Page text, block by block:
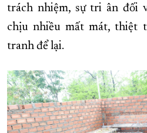
trách nhiệm, sự tri ân đối
chịu nhiều mất mát, thiệt
tranh để lại.